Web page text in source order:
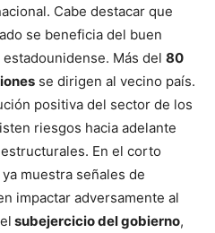
Cabe destacar que
se beneficia del buen
Más del 80
se dirigen al vecino país.
positiva del sector de los
riesgos hacia adelante
En el corto
muestra señales de
impactar adversamente al
subejercicio del gobierno,